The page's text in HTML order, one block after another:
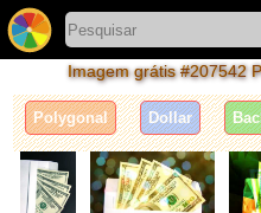
Imagem grátis #207542
Polygonal Dollar